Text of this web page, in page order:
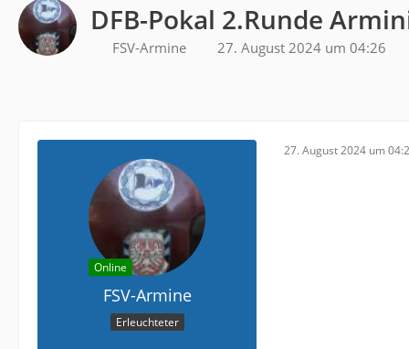
DFB-Pokal 2.Runde
FSV-Armine 27. August 2024 um 04:26
Online
FSV-Armine
Erleuchteter
27. August 2024 um